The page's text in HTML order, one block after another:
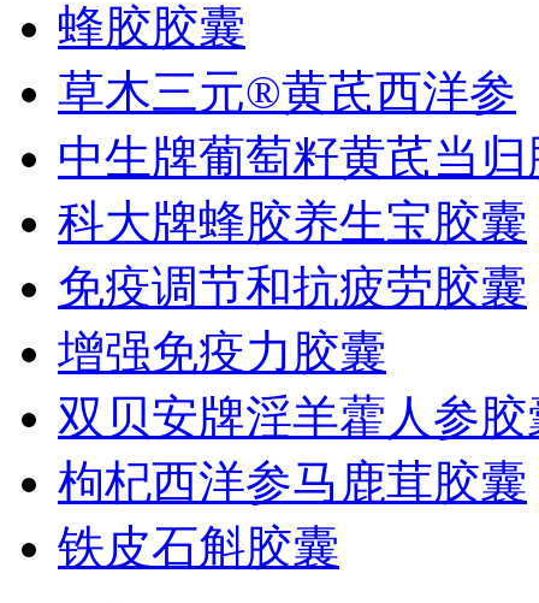
蜂胶胶囊
草木三元®黄芪西洋参
中生牌葡萄籽黄芪当归
科大牌蜂胶养生宝胶囊
免疫调节和抗疲劳胶囊
增强免疫力胶囊
双贝安牌淫羊藿人参
枸杞西洋参马鹿茸胶囊
铁皮石斛胶囊